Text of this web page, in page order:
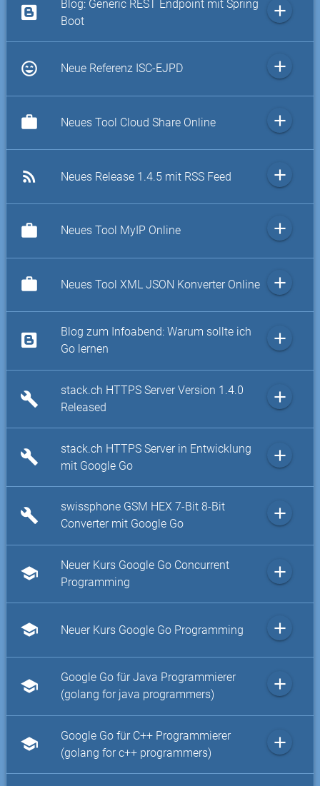
Blog: Generic REST Endpoint mit Spring
Boot
add
sentiment_very_satisfied Neue Referenz ISC-EJPD add
work Neues Tool Cloud Share Online add
rss_feed Neues Release 1.4.5 mit RSS Feed add
work Neues Tool MyIP Online add
work Neues Tool XML JSON Konverter Online add
Blog zum Infoabend: Warum sollte ich
Go lernen
add
build
stack.ch HTTPS Server Version 1.4.0
Released
add
build
stack.ch HTTPS Server in Entwicklung
mit Google Go
add
build
swissphone GSM HEX 7-Bit 8-Bit
Converter mit Google Go
add
school
Neuer Kurs Google Go Concurrent
Programming
add
school Neuer Kurs Google Go Programming add
school
Google Go für Java Programmierer
(golang for java programmers)
add
school
Google Go für C++ Programmierer
(golang for c++ programmers)
add